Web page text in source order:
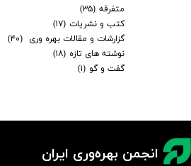
متفرقه (۳۵)
کتب و نشریات (۱۷)
گزارشات و مقالات بهره وری
(۴۰)
نوشته های تازه (۱۸)
گفت و گو (۱)
انجمن بهره‌وری ایران